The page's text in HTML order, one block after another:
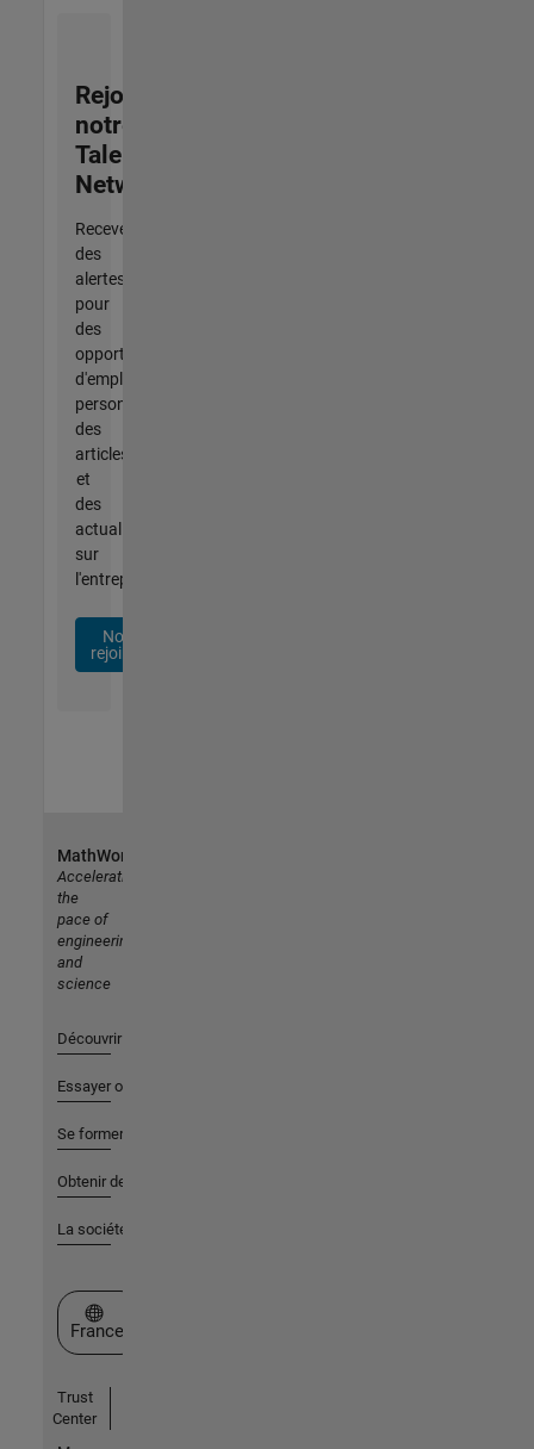
Rejoignez
notre
Talent
Network
Recevez
des
alertes
pour
des
opportunités
d'emploi
personnalisées,
des
articles
et
des
actualités
sur
l'entreprise.
Nous
rejoindre
MathWorks
Accelerating
the
pace of
engineering
and
science
Découvrir les produits
Essayer ou acheter
Se former
Obtenir de l'aide
La société
Sélectionner un site web
France
Trust
Center